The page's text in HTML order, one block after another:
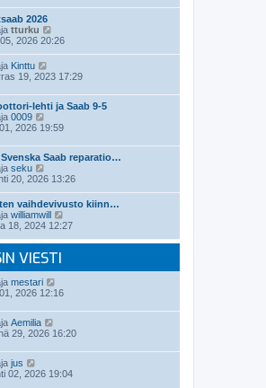
e
s
t
i
s
i
t
ä
u
u
s
i
n
i
e
t
2026
tturku
ä
ä
u
u
s
n
i
e
t
i
2026 20:26
Kinttu
ä
t
ä
u
n
i
e
s
i
19, 2023 17:29
lehti ja Saab 9-5
0009
ä
t
ä
u
s
i
n
v
e
s
t
i
2026 19:59
Saab reparatio…
seku
ä
ä
u
u
s
i
n
v
i
e
t
i
20, 2026 13:26
vaihdevivusto kiinn…
williamwill
ä
t
n
i
s
i
18, 2024 12:27
VIESTI
mestari
ä
t
u
n
2026 12:16
Aemilia
ä
t
u
29, 2026 16:20
jus
ä
02, 2026 19:04